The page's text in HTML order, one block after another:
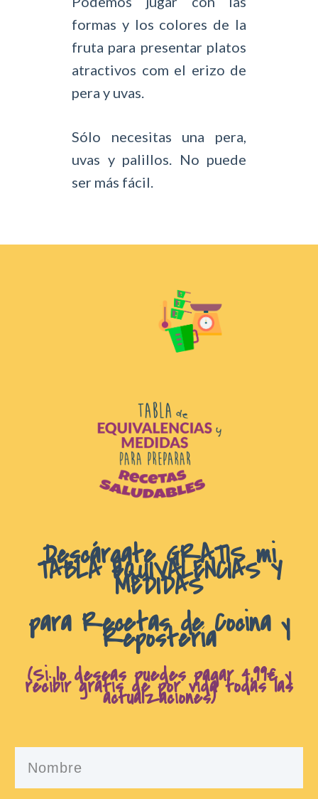
formas y los colores de la
fruta para presentar platos
atractivos com el erizo de
pera y uvas.
Sólo necesitas una pera,
uvas y palillos. No puede
ser más fácil.
Descárgate GRATIS mi
TABLA EQUIVALENCIAS Y
MEDIDAS
para Recetas de Cocina y
Repostería
(Si lo deseas puedes pagar 4,99€ y
recibir gratis de por vida todas las
actualzaciones)